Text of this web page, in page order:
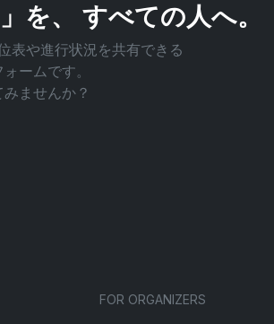
を、 すべての人へ。
表や進行状況を共有できる
ームです。
ませんか？
FOR ORGANIZERS